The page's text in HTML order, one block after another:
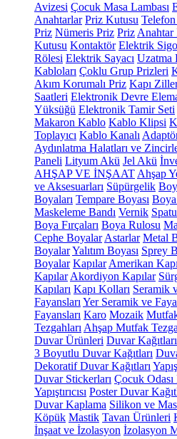
Avizesi Çocuk Masa Lambası
Anahtarlar Priz Kutusu
Priz Nümeris Priz Priz Anahtar
Kutusu Kontaktör Elektrik
Rölesi Elektrik Sayacı Uzatma
Kabloları Çoklu Grup Prizleri
Akım Korumalı Priz Kapı
Saatleri Elektronik Devre
Yüksüğü Elektronik Tamir Seti
Makaron Kablo Kablo Klipsi
Toplayıcı Kablo Kanalı
Aydınlatma Halatları ve
Paneli Lityum Akü Jel Akü
AHŞAP VE İNŞAAT Ahşap
ve Aksesuarları Süpürgelik
Boyaları Tempare Boyası
Maskeleme Bandı Vernik
Boya Fırçaları Boya Rulosu
Cephe Boyalar Astarlar Metal
BoyalarYalıtım Boyası Sprey
Boyalar Kapılar Amerikan
Kapılar Akordiyon Kapılar
Kapıları Kapı Kolları Seramik
Fayansları Yer Seramik ve
Fayansları Karo Mozaik
Tezgahları Ahşap Mutfak
Duvar Ürünleri Duvar Kağıtları
3 Boyutlu Duvar Kağıtları
Dekoratif Duvar Kağıtları
Duvar Stickerları Çocuk Odası
Yapıştırıcısı Poster Duvar
Duvar Kaplama Silikon ve
Köpük Mastik Tavan Ürünleri
İnşaat ve İzolasyon İzolasyon